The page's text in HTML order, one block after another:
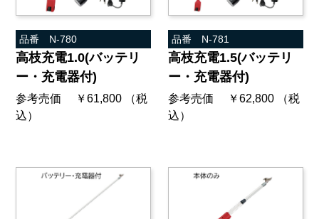
品番 N-780
高枝充電1.0(バッテリ
ー・充電器付)
参考売価 ￥61,800 （税
込）
品番 N-781
高枝充電1.5(バッテリ
ー・充電器付)
参考売価 ￥62,800 （税
込）